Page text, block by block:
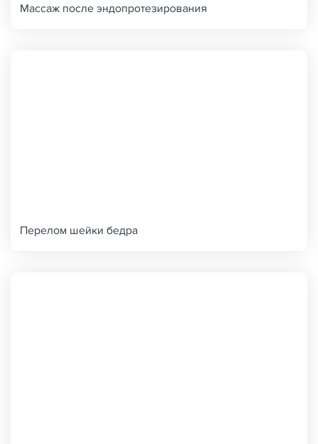
Массаж после эндопротезирования
Перелом шейки бедра